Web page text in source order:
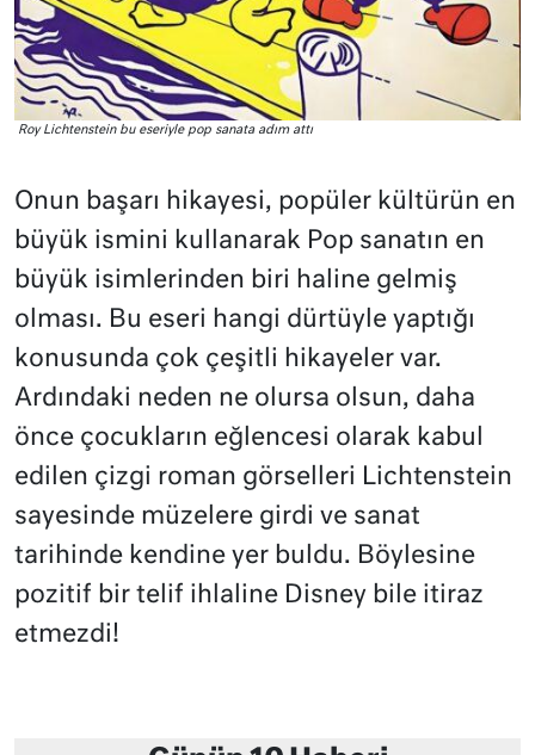
Roy Lichtenstein bu eseriyle pop sanata adım attı
Onun başarı hikayesi, popüler kültürün en
büyük ismini kullanarak Pop sanatın en
büyük isimlerinden biri haline gelmiş
olması. Bu eseri hangi dürtüyle yaptığı
konusunda çok çeşitli hikayeler var.
Ardındaki neden ne olursa olsun, daha
önce çocukların eğlencesi olarak kabul
edilen çizgi roman görselleri Lichtenstein
sayesinde müzelere girdi ve sanat
tarihinde kendine yer buldu. Böylesine
pozitif bir telif ihlaline Disney bile itiraz
etmezdi!